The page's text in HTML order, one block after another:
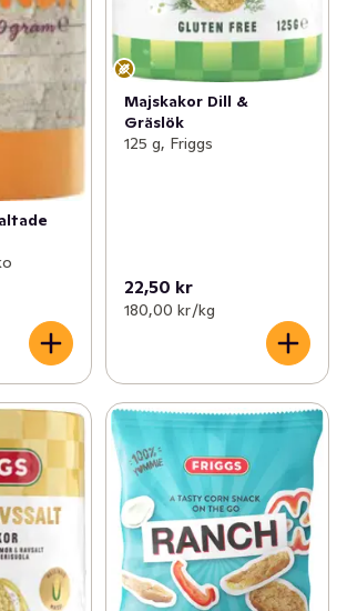
Majskakor Dill &
Gräslök
125 g, Friggs
22,50 kr
180,00 kr /kg